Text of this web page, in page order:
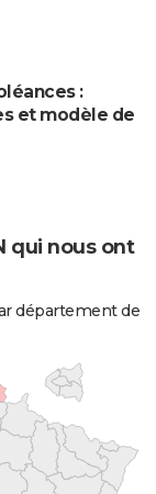
:
et modèle de
qui nous ont
département de